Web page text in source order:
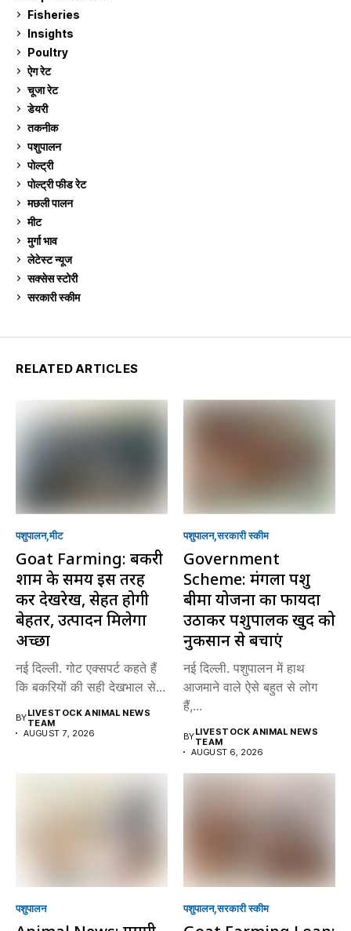
Fisheries
Insights
Poultry
ऐग रेट
चूजा रेट
डेयरी
तकनीक
पशुपालन
पोल्ट्री
पोल्ट्री फीड रेट
मछली पालन
मीट
मुर्गा भाव
लेटेस्ट न्यूज
सक्सेस स्टो‍री
सरकारी स्की‍म
RELATED ARTICLES
पशुपालन मीट
Goat Farming: बकरी
शाम के समय इस तरह
करें देखरेख, सेहत होगी
बेहतर, उत्पादन मिलेगा
अच्छा
नई दिल्ली. गोट एक्सपर्ट कहते हैं
कि बकरियों की सही देखभाल से...
BYLIVESTOCK ANIMAL NEWS
TEAM
AUGUST 7, 2026
पशुपालन सरकारी स्की‍म
Government
Scheme: मंगला पशु
बीमा योजना का फायदा
उठाकर पशुपालक खुद को
नुकसान से बचाएं
नई दिल्ली. पशुपालन में हाथ
आजमाने वाले ऐसे बहुत से लोग
हैं,...
BYLIVESTOCK ANIMAL NEWS
TEAM
AUGUST 6, 2026
पशुपालन पशुपालन सरकारी स्की‍म